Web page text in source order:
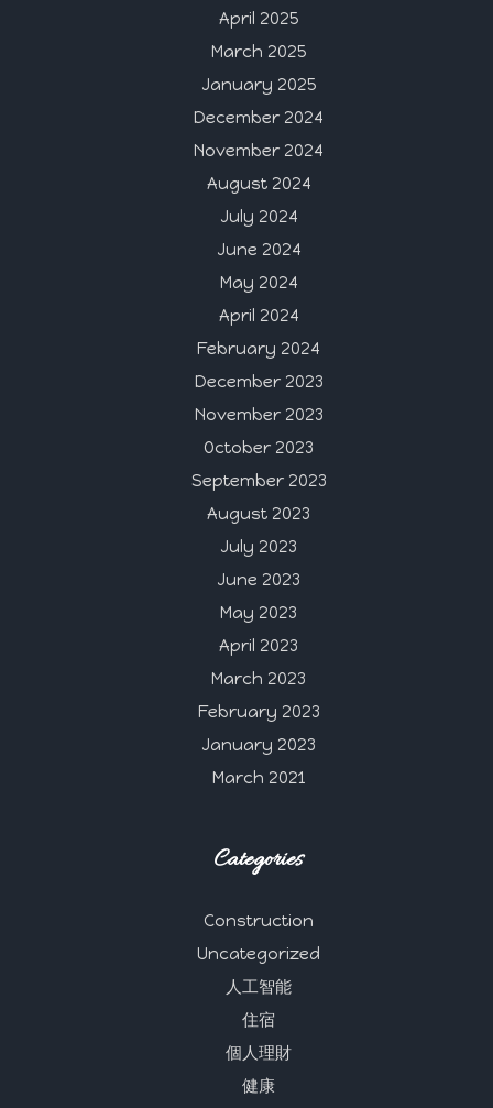
April 2025
March 2025
January 2025
December 2024
November 2024
August 2024
July 2024
June 2024
May 2024
April 2024
February 2024
December 2023
November 2023
October 2023
September 2023
August 2023
July 2023
June 2023
May 2023
April 2023
March 2023
February 2023
January 2023
March 2021
Categories
Construction
Uncategorized
人工智能
住宿
個人理財
健康